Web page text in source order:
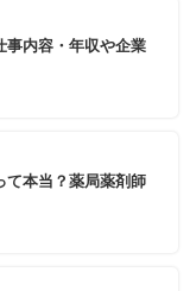
事内容・年収や企業
て本当？薬局薬剤師